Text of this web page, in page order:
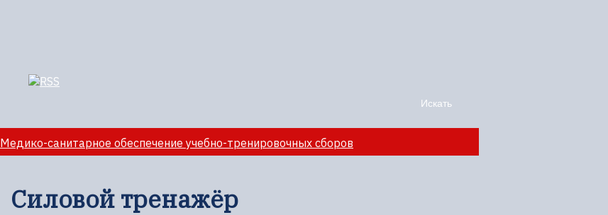
Медико-санитарное обеспечение учебно-тренировочных сборов
Силовой тренажёр